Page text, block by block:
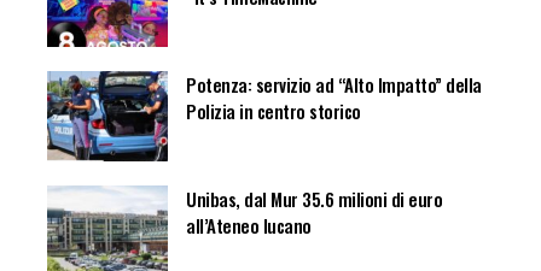
Potenza: servizio ad “Alto Impatto” della
Polizia in centro storico
Unibas, dal Mur 35.6 milioni di euro
all’Ateneo lucano